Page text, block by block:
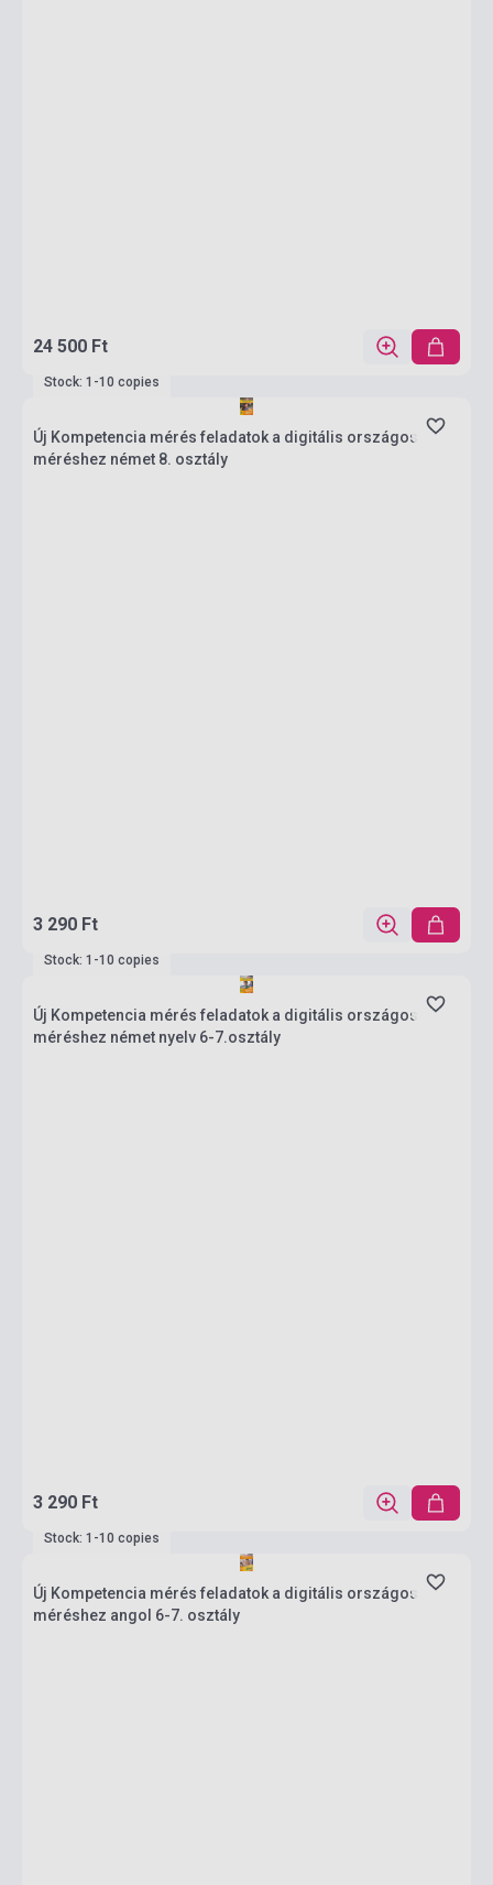
24 500 Ft
Stock: 1-10 copies
Új Kompetencia mérés feladatok a digitális országos
méréshez német 8. osztály
3 290 Ft
Stock: 1-10 copies
Új Kompetencia mérés feladatok a digitális országos
méréshez német nyelv 6-7.osztály
3 290 Ft
Stock: 1-10 copies
Új Kompetencia mérés feladatok a digitális országos
méréshez angol 6-7. osztály